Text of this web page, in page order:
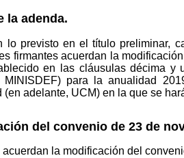
la adenda.
lo previsto en el título preliminar,
firmantes acuerdan la
en las cláusulas décima y
MINISDEF) para la anualidad
adelante, UCM) en la que se
del convenio de 23 de
acuerdan la modificación del